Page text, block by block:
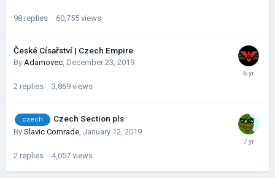
98 replies 60,755 views
České Císařství | Czech Empire
By Adamovec, December 23, 2019
2 replies 3,869 views
czech Czech Section pls
By Slavic Comrade January 12, 2019
2 replies 4,057 views